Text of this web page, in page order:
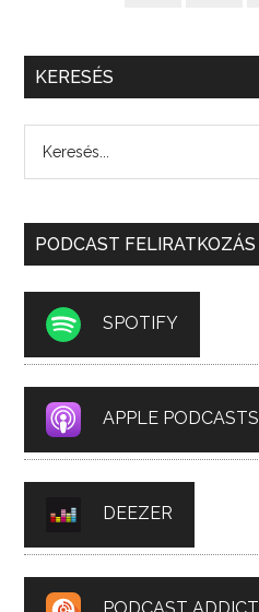
KERESÉS
PODCAST FELIRATKOZÁS
SPOTIFY
APPLE PODCASTS
DEEZER